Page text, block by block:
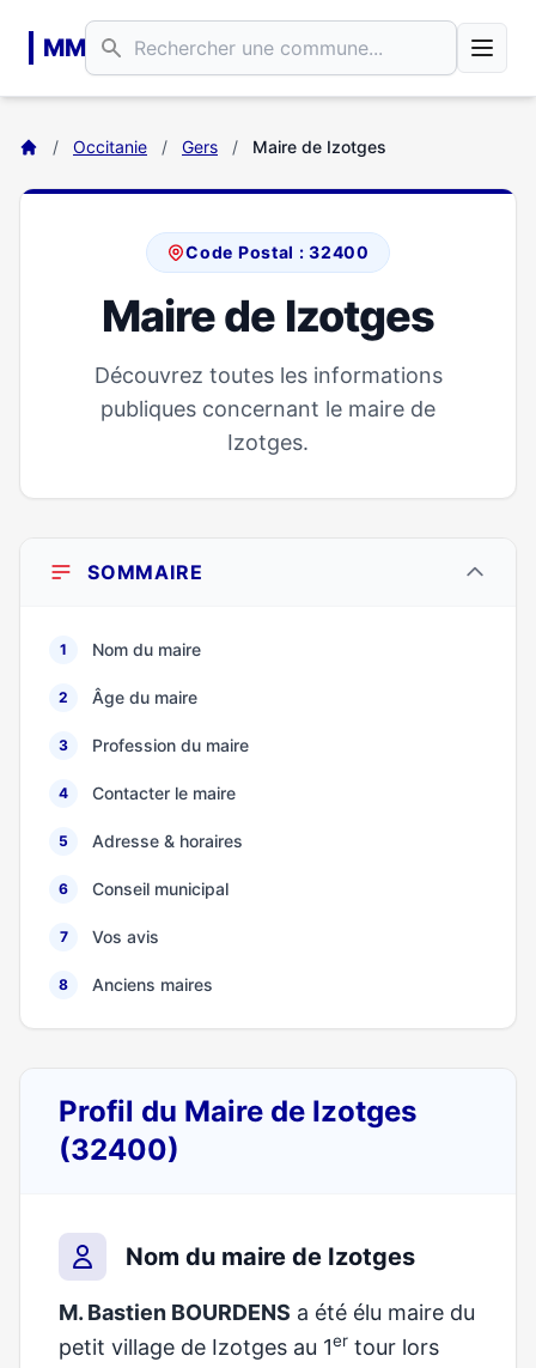
MM
/ Occitanie / Gers / Maire de Izotges
Code Postal : 32400
Maire de Izotges
Découvrez toutes les informations
publiques concernant le maire de
Izotges.
SOMMAIRE
1 Nom du maire
2 Âge du maire
3 Profession du maire
4 Contacter le maire
5 Adresse & horaires
6 Conseil municipal
7 Vos avis
8 Anciens maires
Profil du Maire de Izotges
(32400)
Nom du maire de Izotges
M. Bastien BOURDENS a été élu maire du
petit village de Izotges au 1er tour lors